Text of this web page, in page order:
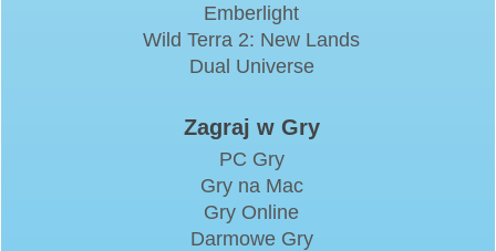
Emberlight
Wild Terra 2: New Lands
Dual Universe
Zagraj w Gry
PC Gry
Gry na Mac
Gry Online
Darmowe Gry